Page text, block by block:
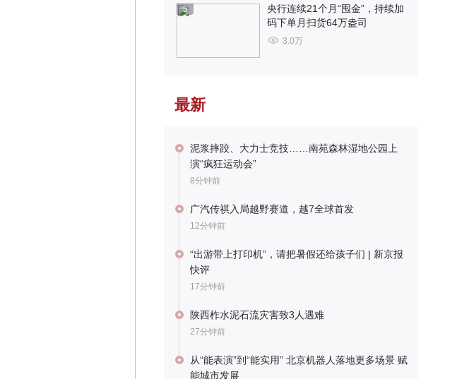
5
央行连续21个月“囤金”，持续加
码下单月扫货64万盎司
3.0万
最新
泥浆摔跤、大力士竞技……南苑森林湿地公园上
演“疯狂运动会”
8分钟前
广汽传祺入局越野赛道，越7全球首发
12分钟前
“出游带上打印机”，请把暑假还给孩子们 | 新京报
快评
17分钟前
陕西柞水泥石流灾害致3人遇难
27分钟前
从“能表演”到“能实用” 北京机器人落地更多场景 赋
能城市发展